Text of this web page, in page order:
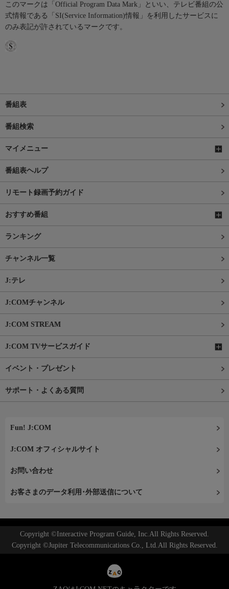
このマークは「Official Program Data Mark」といい、テレビ番組の公
式情報である「SI(Service Information)情報」を利用したサービスに
のみ表記が許されているマークです。
番組表
番組検索
マイメニュー
番組表ヘルプ
リモート録画予約ガイド
おすすめ番組
ランキング
チャンネル一覧
J:テレ
J:COMチャンネル
J:COM STREAM
J:COM TVサービスガイド
イベント・プレゼント
サポート・よくある質問
Fun! J:COM
J:COM オフィシャルサイト
お問い合わせ
お客さまのデータ利用･外部送信について
Copyright ©Interactive Program Guide, Inc.All Rights Reserved.
Copyright ©Jupiter Telecommunications Co., Ltd.All Rights Reserved.